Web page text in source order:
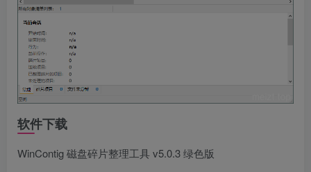
软件下载
WinContig 磁盘碎片整理工具 v5.0.3 绿色版